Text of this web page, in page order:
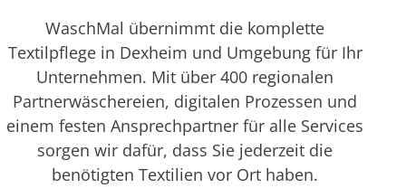
WaschMal übernimmt die komplette
Textilpflege in Dexheim und Umgebung für Ihr
Unternehmen. Mit über 400 regionalen
Partnerwäschereien, digitalen Prozessen und
einem festen Ansprechpartner für alle Services
sorgen wir dafür, dass Sie jederzeit die
benötigten Textilien vor Ort haben.